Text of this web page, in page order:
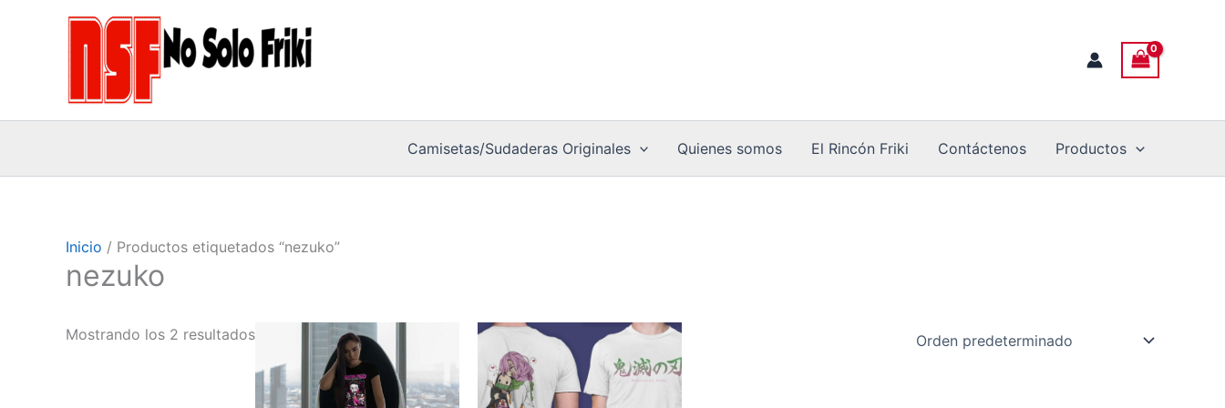
Camisetas/Sudaderas Originales Quienes somos El Rincón Friki Contáctenos Productos
Inicio / Productos etiquetados “nezuko”
nezuko
Mostrando los 2 resultados
Este
producto
tiene
múltiples
producto
tiene
múltiples